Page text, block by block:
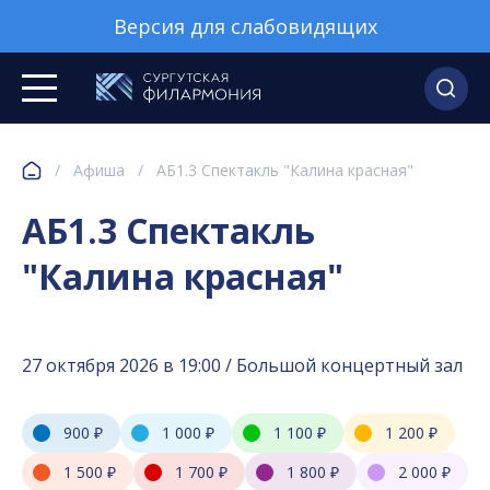
Версия для слабовидящих
/ Афиша / АБ1.3 Спектакль "Калина красная"
АБ1.3 Спектакль
"Калина красная"
27 октября 2026 в 19:00 / Большой концертный зал
900 ₽ 1 000 ₽ 1 100 ₽
1 200 ₽
1 500 ₽
1 700 ₽ 1 800 ₽ 2 000 ₽